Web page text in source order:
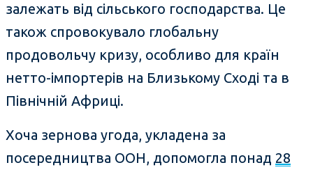
залежать від сільського господарства. Це
також спровокувало глобальну
продовольчу кризу, особливо для країн
нетто-імпортерів на Близькому Сході та в
Північній Африці.
Хоча зернова угода, укладена за
посередництва ООН, допомогла понад 28